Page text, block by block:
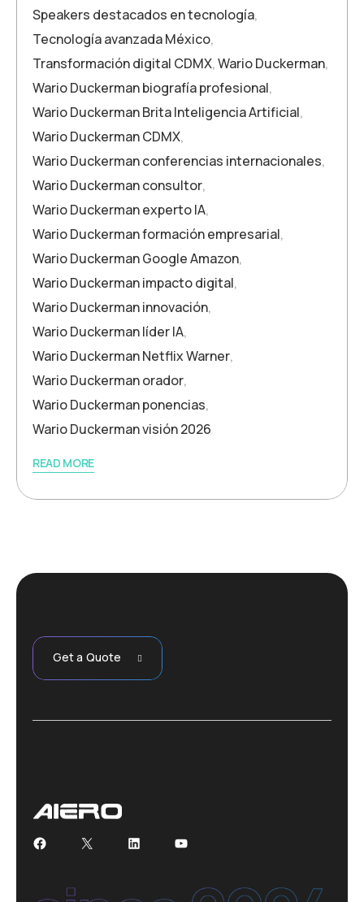
Speakers destacados en tecnología,
Tecnología avanzada México,
Transformación digital CDMX,Wario Duckerman,
Wario Duckerman biografía profesional,
Wario Duckerman Brita Inteligencia Artificial,
Wario Duckerman CDMX,
Wario Duckerman conferencias internacionales,
Wario Duckerman consultor,
Wario Duckerman experto IA,
Wario Duckerman formación empresarial,
Wario Duckerman Google Amazon,
Wario Duckerman impacto digital,
Wario Duckerman innovación,
Wario Duckerman líder IA,
Wario Duckerman Netflix Warner,
Wario Duckerman orador,
Wario Duckerman ponencias,
Wario Duckerman visión 2026
READ MORE
Get a Quote
Facebook
X LinkedInYouTube